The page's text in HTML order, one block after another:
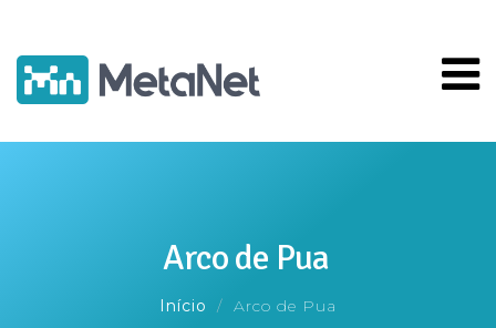
conteúdo
principal
Arco de Pua
Início Arco de Pua